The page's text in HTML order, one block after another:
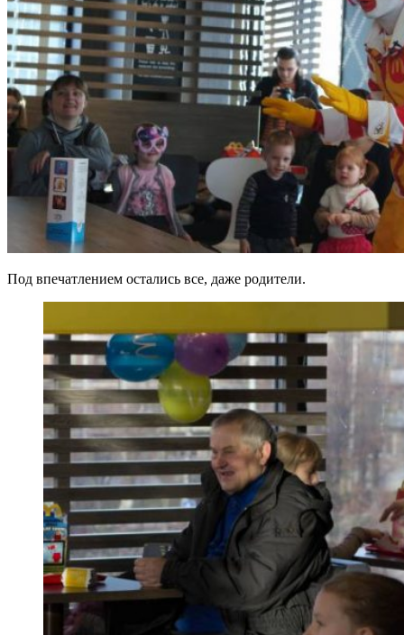
Под впечатлением остались все, даже родители.